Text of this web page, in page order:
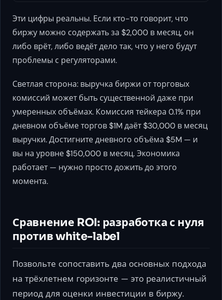
Эти цифры реальны. Если кто-то говорит, что
биржу можно содержать за $2,000 в месяц, он
либо врёт, либо ведёт дело так, что у него будут
проблемы с регуляторами.
Светлая сторона: выручка биржи от торговых
комиссий может быть существенной даже при
умеренных объёмах. Комиссия тейкера 0.1% при
дневном объёме торгов $1M даёт $30,000 в месяц
выручки. Достигните дневного объёма $5M — и
вы на уровне $150,000 в месяц. Экономика
работает — нужно просто дожить до этого
момента.
Сравнение ROI: разработка с нуля
против white-label
Позвольте сопоставить два основных подхода
на трёхлетнем горизонте — это реалистичный
период для оценки инвестиции в биржу.